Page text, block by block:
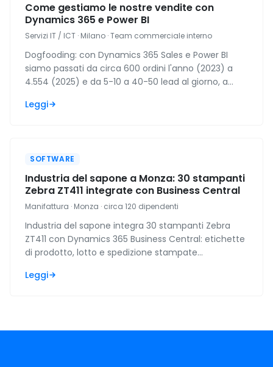
Come gestiamo le nostre vendite con
Dynamics 365 e Power BI
Servizi IT / ICT · Milano · Team commerciale interno
Dogfooding: con Dynamics 365 Sales e Power BI
siamo passati da circa 600 ordini l'anno (2023) a
4.554 (2025) e da 5-10 a 40-50 lead al giorno, a
Leggi
SOFTWARE
Industria del sapone a Monza: 30 stampanti
Zebra ZT411 integrate con Business Central
Manifattura · Monza · circa 120 dipendenti
Industria del sapone integra 30 stampanti Zebra
ZT411 con Dynamics 365 Business Central: etichette
di prodotto, lotto e spedizione stampate
Leggi